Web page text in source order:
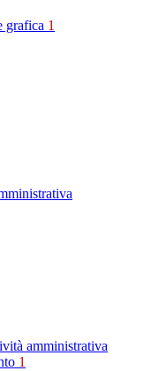
grafica 1
amministrativa
1